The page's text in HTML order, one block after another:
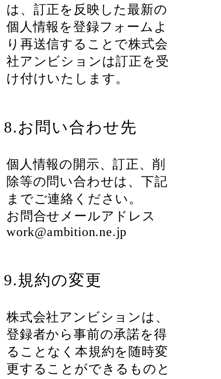
は、訂正を反映した最新の
個人情報を登録フォームよ
り再送信することで株式会
社アンビションは訂正を受
け付けいたします。
8.お問い合わせ先
個人情報の開示、訂正、削
除等の問い合わせは、下記
までご連絡ください。
お問合せメールアドレス
work@ambition.ne.jp
9.規約の変更
株式会社アンビションは、
登録者から事前の承諾を得
ることなく本規約を随時変
更することができるものと